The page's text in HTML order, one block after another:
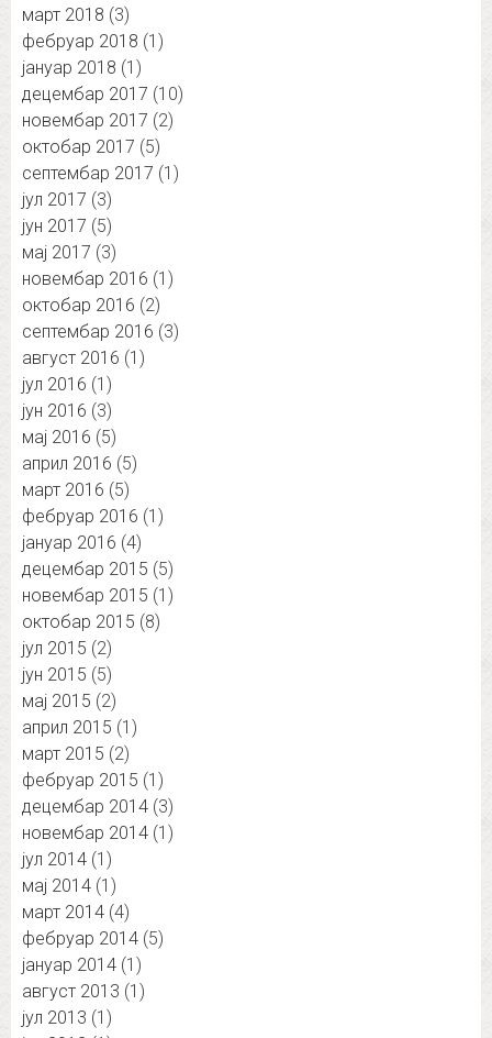
март 2018 (3)
фебруар 2018 (1)
јануар 2018 (1)
децембар 2017 (10)
новембар 2017 (2)
октобар 2017 (5)
септембар 2017 (1)
јул 2017 (3)
јун 2017 (5)
мај 2017 (3)
новембар 2016 (1)
октобар 2016 (2)
септембар 2016 (3)
август 2016 (1)
јул 2016 (1)
јун 2016 (3)
мај 2016 (5)
април 2016 (5)
март 2016 (5)
фебруар 2016 (1)
јануар 2016 (4)
децембар 2015 (5)
новембар 2015 (1)
октобар 2015 (8)
јул 2015 (2)
јун 2015 (5)
мај 2015 (2)
април 2015 (1)
март 2015 (2)
фебруар 2015 (1)
децембар 2014 (3)
новембар 2014 (1)
јул 2014 (1)
мај 2014 (1)
март 2014 (4)
фебруар 2014 (5)
јануар 2014 (1)
август 2013 (1)
јул 2013 (1)